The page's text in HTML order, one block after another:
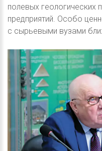
полевых геологических
предприятий. Особо
с сырьевыми вузами